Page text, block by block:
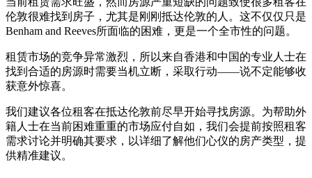
伦敦很难找到房子，尤其是刚刚抵达伦敦的人。这不仅仅只是
Benham and Reeves所面临的困难，更是一个全市性的问题。
租赁市场的竞争异常激烈，所以来自香港和中国的专业人士在
找到合适的房源时需要当机立断，采取行动——说不定能够收
获意外惊喜。
我们建议各位租客在抵达伦敦前尽早开始寻找房源。为帮助外
籍人士在当前困难重重的市场应付自如，我们会提前按照租客
需求讨论并明确其要求，以详细了解他们心仪的房产类型，提
供精准建议。